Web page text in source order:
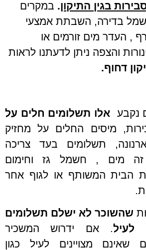
בגין התיקון. במקרים
בדירה, השבתת אמצעי
, העדר מים זורמים או
והצפה ניתן לדעתנו לראות
דחוף.
נקבע אלו תשלומים חלים על
מיסים החלים על מחזיק
תשלומים בעד צריכה
מים , חשמל גז וחימום
הבית המשותף או לגוף אחר
שהשוכר לא ישלם תשלומים
לעיל. אם ידרוש המשכיר
שאינם מצויינים לעיל כגון